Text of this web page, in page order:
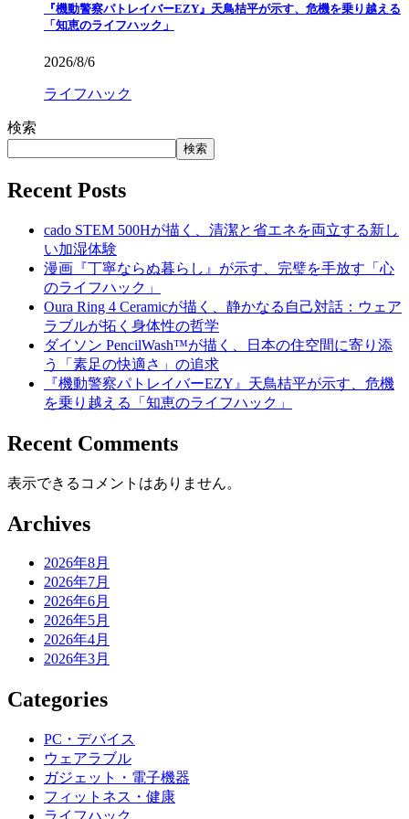
『機動警察パトレイバーEZY』天鳥桔平が示す、危機を乗り越える
「知恵のライフハック」
2026/8/6
ライフハック
検索
検索
Recent Posts
cado STEM 500Hが描く、清潔と省エネを両立する新し
い加湿体験
漫画『丁寧ならぬ暮らし』が示す、完璧を手放す「心
のライフハック」
Oura Ring 4 Ceramicが描く、静かなる自己対話：ウェア
ラブルが拓く身体性の哲学
ダイソン PencilWash™が描く、日本の住空間に寄り添
う「素足の快適さ」の追求
『機動警察パトレイバーEZY』天鳥桔平が示す、危機
を乗り越える「知恵のライフハック」
Recent Comments
表示できるコメントはありません。
Archives
2026年8月
2026年7月
2026年6月
2026年5月
2026年4月
2026年3月
Categories
PC・デバイス
ウェアラブル
ガジェット・電子機器
フィットネス・健康